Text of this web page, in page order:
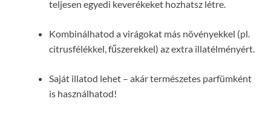
teljesen egyedi keverékeket hozhatsz létre.
Kombinálhatod a virágokat más növényekkel (pl.
citrusfélékkel, fűszerekkel) az extra illatélményért.
Saját illatod lehet – akár természetes parfümként
is használhatod!